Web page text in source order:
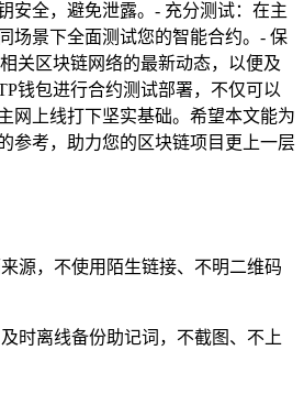
安全，避免泄露。- 充分测试：在主
场景下全面测试您的智能合约。- 保
关区块链网络的最新动态，以便及
钱包进行合约测试部署，不仅可以
网上线打下坚实基础。希望本文能为
参考，助力您的区块链项目更上一层
源，不使用陌生链接、不明二维码
时离线备份助记词，不截图、不上